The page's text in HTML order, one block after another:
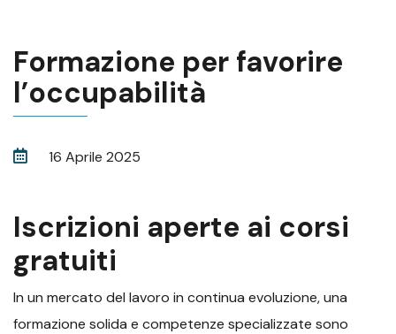
Formazione per favorire
l’occupabilità
16 Aprile 2025
Iscrizioni aperte ai corsi
gratuiti
In un mercato del lavoro in continua evoluzione, una
formazione solida e competenze specializzate sono